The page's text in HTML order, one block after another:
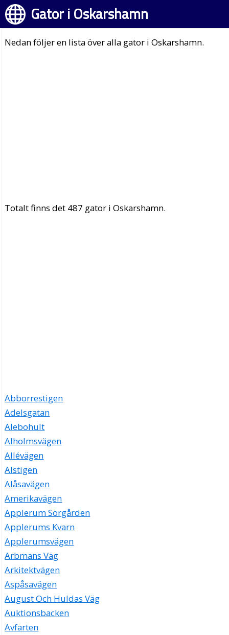
Gator i Oskarshamn
Nedan följer en lista över alla gator i Oskarshamn.
Totalt finns det 487 gator i Oskarshamn.
Abborrestigen
Adelsgatan
Alebohult
Alholmsvägen
Allévägen
Alstigen
Alåsavägen
Amerikavägen
Applerum Sörgården
Applerums Kvarn
Applerumsvägen
Arbmans Väg
Arkitektvägen
Aspåsavägen
August Och Huldas Väg
Auktionsbacken
Avfarten